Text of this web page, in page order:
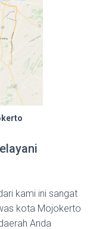
kami ini sangat
kota Mojokerto
Anda